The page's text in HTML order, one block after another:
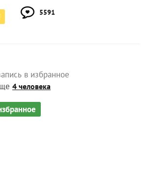
5591
в избранное
4 человека